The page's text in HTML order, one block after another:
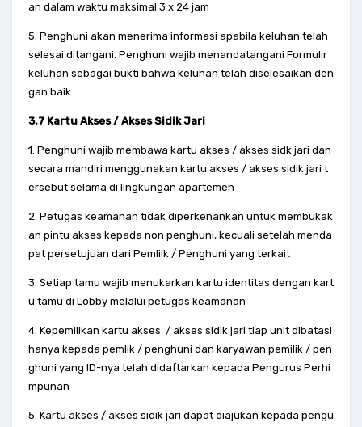
an dalam waktu maksimal 3 x 24 jam
5. Penghuni akan menerima informasi apabila keluhan telah
selesai ditangani. Penghuni wajib menandatangani Formulir
keluhan sebagai bukti bahwa keluhan telah diselesaikan den
gan baik
3.7 Kartu Akses / Akses Sidik Jari
1. Penghuni wajib membawa kartu akses / akses sidk jari dan
secara mandiri menggunakan kartu akses / akses sidik jari t
ersebut selama di lingkungan apartemen
2. Petugas keamanan tidak diperkenankan untuk membukak
an pintu akses kepada non penghuni, kecuali setelah menda
pat persetujuan dari Pemlilk / Penghuni yang terkait
3. Setiap tamu wajib menukarkan kartu identitas dengan kart
u tamu di Lobby melalui petugas keamanan
4. Kepemilikan kartu akses / akses sidik jari tiap unit dibatasi
hanya kepada pemlik / penghuni dan karyawan pemilik / pen
ghuni yang ID-nya telah didaftarkan kepada Pengurus Perhi
mpunan
5. Kartu akses / akses sidik jari dapat diajukan kepada pengu